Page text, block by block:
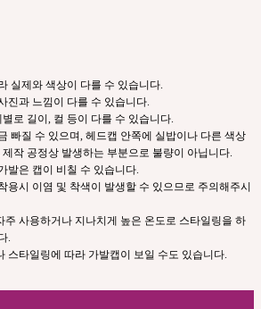
실제와 색상이 다를 수 있습니다.
진과 느낌이 다를 수 있습니다.
로 길이, 컬 등이 다를 수 있습니다.
빠질 수 있으며, 헤드캡 안쪽에 실밥이나 다른 색상
작 공정상 발생하는 부분으로 불량이 아닙니다.
발은 캡이 비칠 수 있습니다.
용시 이염 및 착색이 발생할 수 있으므로 주의해주시
주 사용하거나 지나치게 높은 온도로 스타일링을 하
.
스타일링에 따라 가발캡이 보일 수도 있습니다.